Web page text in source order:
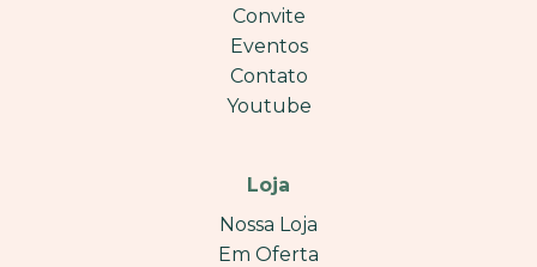
Convite
Eventos
Contato
Youtube
Loja
Nossa Loja
Em Oferta